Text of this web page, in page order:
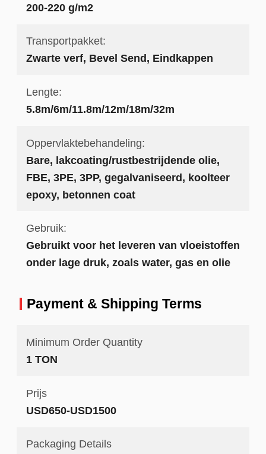
200-220 g/m2
Transportpakket:
Zwarte verf, Bevel Send, Eindkappen
Lengte:
5.8m/6m/11.8m/12m/18m/32m
Oppervlaktebehandeling:
Bare, lakcoating/rustbestrijdende olie,
FBE, 3PE, 3PP, gegalvaniseerd, koolteer
epoxy, betonnen coat
Gebruik:
Gebruikt voor het leveren van vloeistoffen
onder lage druk, zoals water, gas en olie
Payment & Shipping Terms
Minimum Order Quantity
1 TON
Prijs
USD650-USD1500
Packaging Details